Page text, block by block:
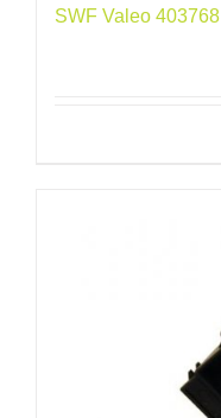
SWF Valeo 403768